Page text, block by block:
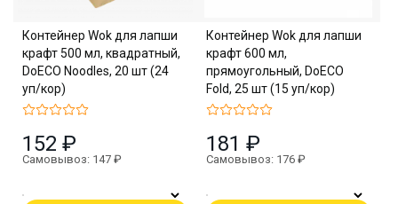
Контейнер Wok для лапши
крафт 500 мл, квадратный,
DoECO Noodles, 20 шт (24
уп/кор)
152 ₽
Самовывоз: 147 ₽
Контейнер Wok для лапши
крафт 600 мл,
прямоугольный, DoECO
Fold, 25 шт (15 уп/кор)
181 ₽
Самовывоз: 176 ₽